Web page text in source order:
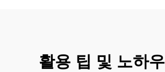
활용 팁 및 노하우